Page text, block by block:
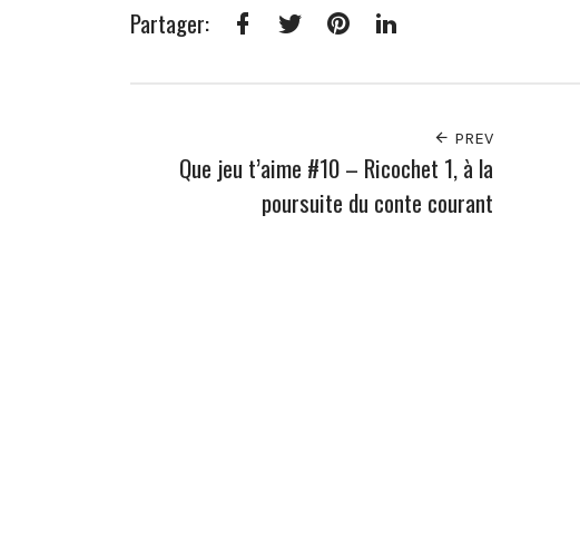
Partager:
PREV
Que jeu t’aime #10 – Ricochet 1, à la
poursuite du conte courant